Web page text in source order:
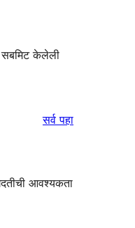
सबमिट केलेली
सर्वपुनरावलोकने
पहा
आवश्यकता